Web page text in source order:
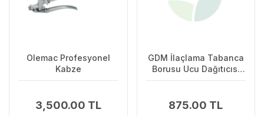
Olemac Profesyonel
Kabze
3,500.00 TL
GDM İlaçlama Tabanca
Borusu Ucu Dağıtıcısı
875.00 TL